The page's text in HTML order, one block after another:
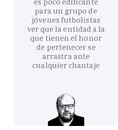
para un grupo de
jóvenes futbolistas
ver que la entidad a la
que tienen el honor
de pertenecer se
arrastra ante
cualquier chantaje